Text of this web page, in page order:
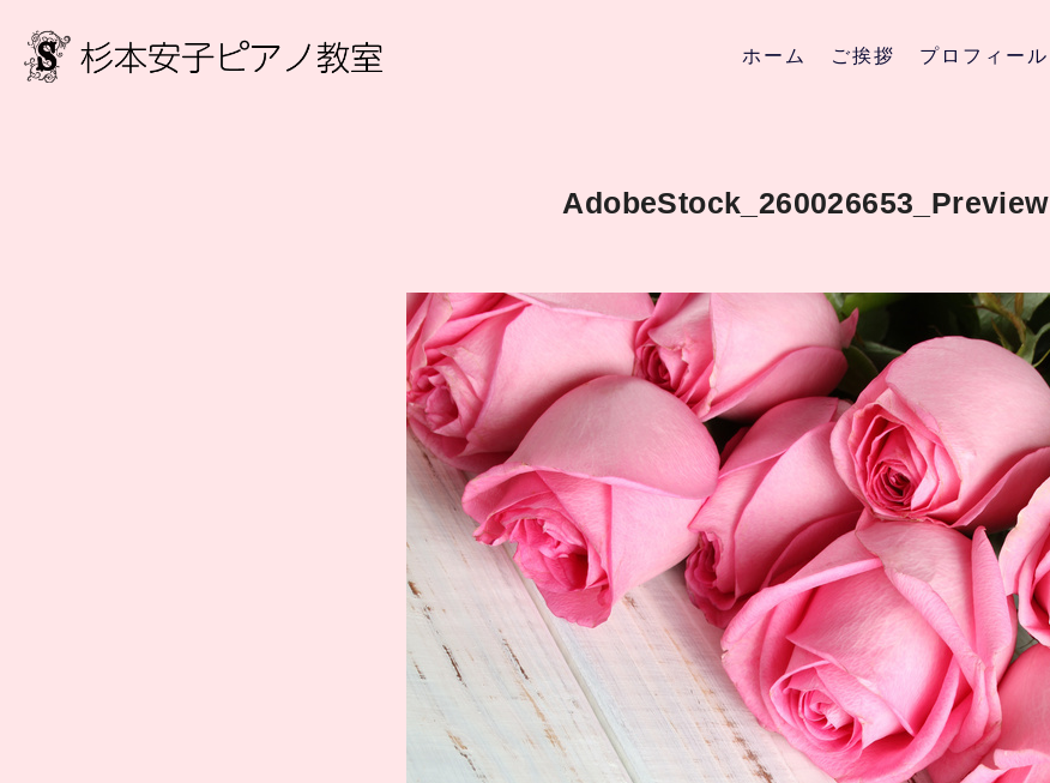
ホーム ご挨拶 プロフィール
AdobeStock_260026653_Preview